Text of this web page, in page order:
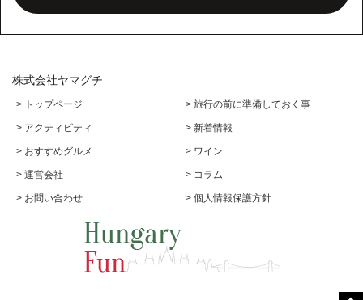
株式会社ヤマグチ
> トップページ > 旅行の前に準備しておく事
> アクティビティ > 新着情報
> おすすめグルメ > ワイン
> 運営会社 > コラム
> お問い合わせ > 個人情報保護方針